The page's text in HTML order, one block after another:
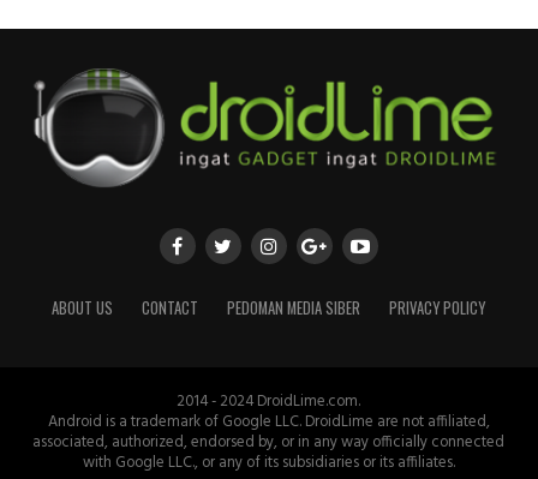
ABOUT US CONTACT PEDOMAN MEDIA SIBER PRIVACY POLICY
2014 - 2024 DroidLime.com.
Android is a trademark of Google LLC. DroidLime are not affiliated,
associated, authorized, endorsed by, or in any way officially connected
with Google LLC., or any of its subsidiaries or its affiliates.